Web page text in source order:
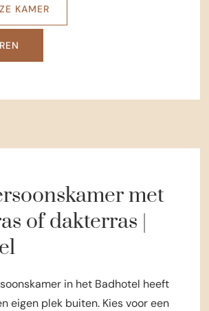
KAMER
met
of dakterras |
in het Badhotel heeft
eigen plek buiten. Kies voor een